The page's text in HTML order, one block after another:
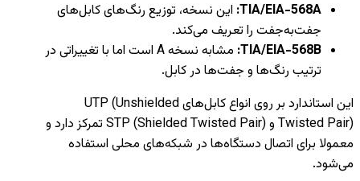
TIA/EIA-568A: این نسخه، توزیع رنگ‌های کابل‌های
جفت‌به‌جفت را تعریف می‌کند.
TIA/EIA-568B:
مشابه نسخه A است اما با تغییراتی در
ترتیب رنگ‌ها و جفت‌ها در کابل.
این استاندارد بر روی انواع کابل‌های UTP (Unshielded
Twisted Pair) و STP (Shielded Twisted Pair) تمرکز دارد و
معمولا برای اتصال دستگاه‌ها در شبکه‌های محلی استفاده
می‌شود.